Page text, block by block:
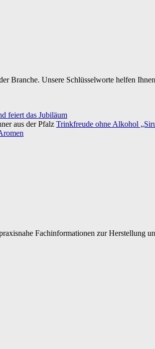
Branche. Unsere Schlüsselworte helfen
feiert das Jubiläum
aus der Pfalz Trinkfreude ohne Alkohol
Fachinformationen zur Herstellung